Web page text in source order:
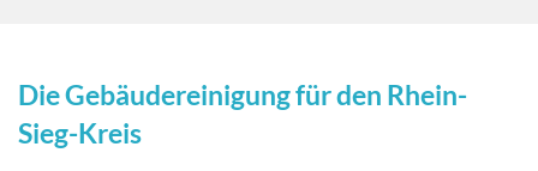
Die Gebäudereinigung für den Rhein-
Sieg-Kreis